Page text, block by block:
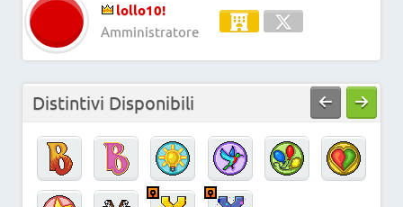
lollo10!
Amministratore
Distintivi Disponibili